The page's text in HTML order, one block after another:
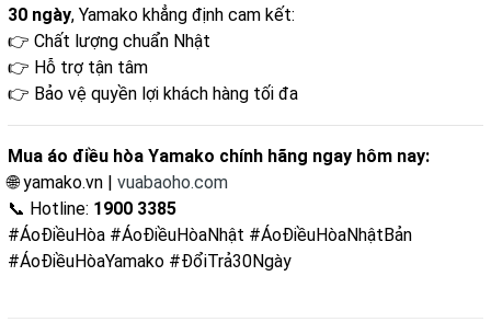
30 ngày, Yamako khẳng định cam kết:
👉 Chất lượng chuẩn Nhật
👉 Hỗ trợ tận tâm
👉 Bảo vệ quyền lợi khách hàng tối đa
Mua áo điều hòa Yamako chính hãng ngay hôm nay:
🌐yamako.vn | vuabaoho.com
📞 Hotline: 1900 3385
#ÁoĐiềuHòa #ÁoĐiềuHòaNhật #ÁoĐiềuHòaNhậtBản
#ÁoĐiềuHòaYamako #ĐổiTrả30Ngày